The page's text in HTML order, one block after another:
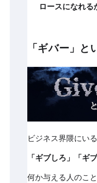
ロースになれ
「ギバー」
ビジネス界隈にい
「ギブしろ」「ギ
何か与える人のこ